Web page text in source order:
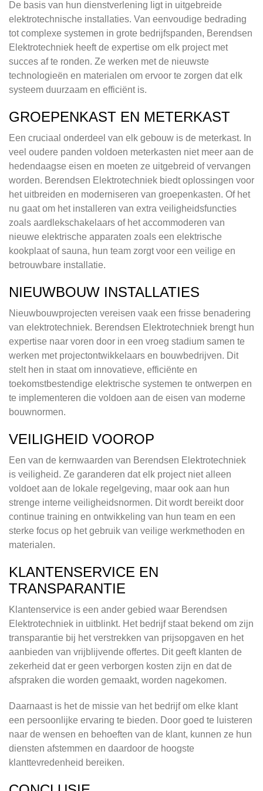
De basis van hun dienstverlening ligt in uitgebreide
elektrotechnische installaties. Van eenvoudige bedrading
tot complexe systemen in grote bedrijfspanden, Berendsen
Elektrotechniek heeft de expertise om elk project met
succes af te ronden. Ze werken met de nieuwste
technologieën en materialen om ervoor te zorgen dat elk
systeem duurzaam en efficiënt is.
GROEPENKAST EN METERKAST
Een cruciaal onderdeel van elk gebouw is de meterkast. In
veel oudere panden voldoen meterkasten niet meer aan de
hedendaagse eisen en moeten ze uitgebreid of vervangen
worden. Berendsen Elektrotechniek biedt oplossingen voor
het uitbreiden en moderniseren van groepenkasten. Of het
nu gaat om het installeren van extra veiligheidsfuncties
zoals aardlekschakelaars of het accommoderen van
nieuwe elektrische apparaten zoals een elektrische
kookplaat of sauna, hun team zorgt voor een veilige en
betrouwbare installatie.
NIEUWBOUW INSTALLATIES
Nieuwbouwprojecten vereisen vaak een frisse benadering
van elektrotechniek. Berendsen Elektrotechniek brengt hun
expertise naar voren door in een vroeg stadium samen te
werken met projectontwikkelaars en bouwbedrijven. Dit
stelt hen in staat om innovatieve, efficiënte en
toekomstbestendige elektrische systemen te ontwerpen en
te implementeren die voldoen aan de eisen van moderne
bouwnormen.
VEILIGHEID VOOROP
Een van de kernwaarden van Berendsen Elektrotechniek
is veiligheid. Ze garanderen dat elk project niet alleen
voldoet aan de lokale regelgeving, maar ook aan hun
strenge interne veiligheidsnormen. Dit wordt bereikt door
continue training en ontwikkeling van hun team en een
sterke focus op het gebruik van veilige werkmethoden en
materialen.
KLANTENSERVICE EN
TRANSPARANTIE
Klantenservice is een ander gebied waar Berendsen
Elektrotechniek in uitblinkt. Het bedrijf staat bekend om zijn
transparantie bij het verstrekken van prijsopgaven en het
aanbieden van vrijblijvende offertes. Dit geeft klanten de
zekerheid dat er geen verborgen kosten zijn en dat de
afspraken die worden gemaakt, worden nagekomen.
Daarnaast is het de missie van het bedrijf om elke klant
een persoonlijke ervaring te bieden. Door goed te luisteren
naar de wensen en behoeften van de klant, kunnen ze hun
diensten afstemmen en daardoor de hoogste
klanttevredenheid bereiken.